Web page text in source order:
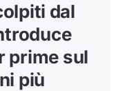
dal
prime sul
più